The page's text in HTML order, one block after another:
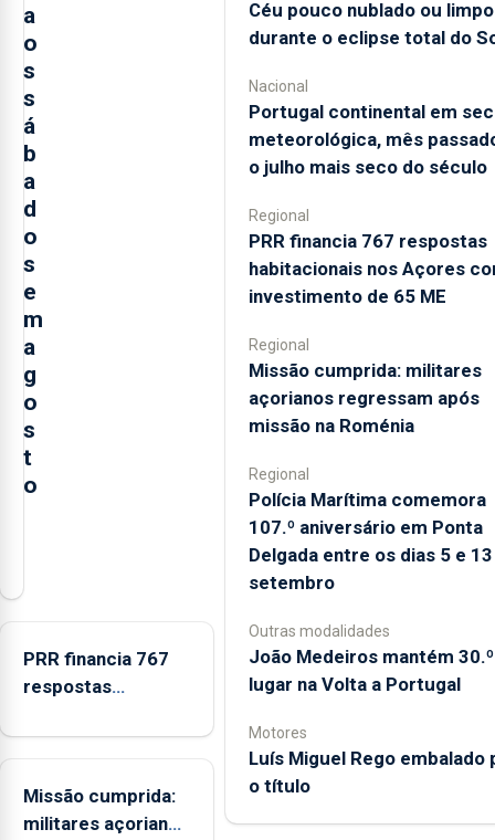
a
o
s
s
á
b
a
d
o
s
e
m
a
g
o
s
t
o
Municipal
Grande
está
iniciativa
“Museus
PRR financia 767
respostas
Açores com
ME
Missão cumprida:
militares açorianos
Céu pouco nublado ou limpo
durante o eclipse total do
Nacional
Portugal continental em
meteorológica, mês
o julho mais seco do século
Regional
PRR financia 767 respostas
habitacionais nos Açores
investimento de 65 ME
Regional
Missão cumprida: militares
açorianos regressam após
missão na Roménia
Regional
Polícia Marítima comemora
107.º aniversário em Ponta
Delgada entre os dias 5 e
setembro
Outras modalidades
João Medeiros mantém 30.º
lugar na Volta a Portugal
Motores
Luís Miguel Rego embalado
o título